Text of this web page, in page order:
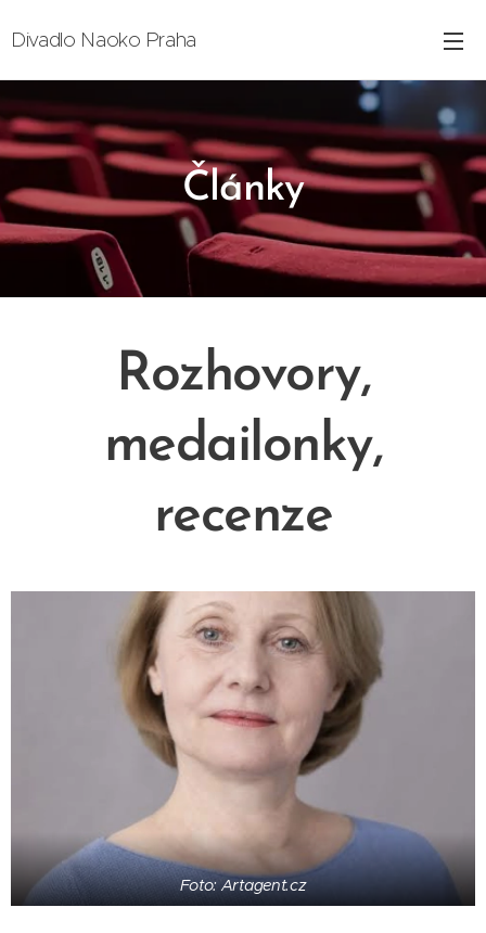
Divadlo Naoko Praha
Články
Rozhovory,
medailonky,
recenze
Foto: Artagent.cz